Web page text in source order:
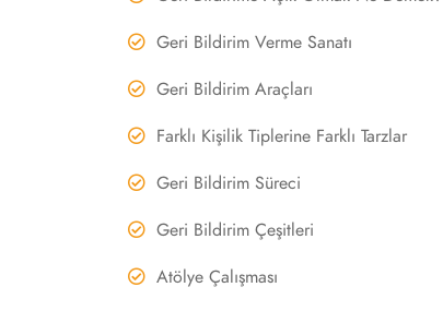
Geri Bildirim Verme Sanatı
Geri Bildirim Araçları
Farklı Kişilik Tiplerine Farklı Tarzlar
Geri Bildirim Süreci
Geri Bildirim Çeşitleri
Atölye Çalışması